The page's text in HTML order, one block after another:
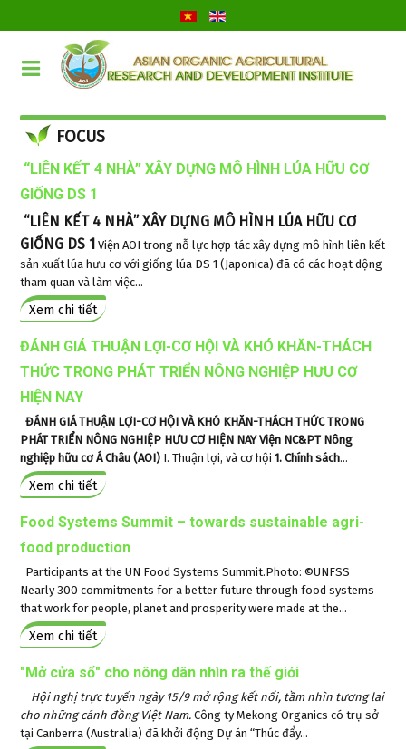
FOCUS
“LIÊN KẾT 4 NHÀ” XÂY DỰNG MÔ HÌNH LÚA HỮU CƠ
GIỐNG DS 1
“LIÊN KẾT 4 NHÀ” XÂY DỰNG MÔ HÌNH LÚA HỮU CƠ
GIỐNG DS 1 Viện AOI trong nỗ lực hợp tác xây dựng mô hình liên kết
sản xuất lúa hưu cơ với giống lúa DS 1 (Japonica) đã có các hoạt dộng
tham quan và làm việc...
Xem chi tiết
ĐÁNH GIÁ THUẬN LỢI-CƠ HỘI VÀ KHÓ KHĂN-THÁCH
THỨC TRONG PHÁT TRIỂN NÔNG NGHIỆP HƯU CƠ
HIỆN NAY
ĐÁNH GIÁ THUẬN LỢI-CƠ HỘI VÀ KHÓ KHĂN-THÁCH THỨC TRONG
PHÁT TRIỂN NÔNG NGHIỆP HƯU CƠ HIỆN NAY Viện NC&PT Nông
nghiệp hữu cơ Á Châu (AOI) I. Thuận lợi, và cơ hội1. Chính sách...
Xem chi tiết
Food Systems Summit – towards sustainable agri-
food production
Participants at the UN Food Systems Summit.Photo: ©UNFSS
Nearly 300 commitments for a better future through food systems
that work for people, planet and prosperity were made at the...
Xem chi tiết
"Mở cửa sổ" cho nông dân nhìn ra thế giới
Hội nghị trực tuyến ngày 15/9 mở rộng kết nối, tầm nhìn tương lai
cho những cánh đồng Việt Nam. Công ty Mekong Organics có trụ sở
tại Canberra (Australia) đã khởi động Dự án “Thúc đẩy...